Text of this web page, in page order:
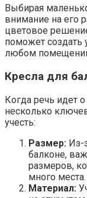
Выбирая
внимание на его
цветовое
поможет создать
любом
Кресла для
Когда речь идет
несколько
учесть:
Размер: Из-
балконе,
размеров,
много места.
Материал: